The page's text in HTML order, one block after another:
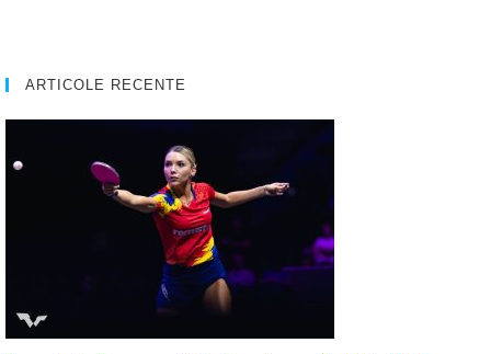
ARTICOLE RECENTE